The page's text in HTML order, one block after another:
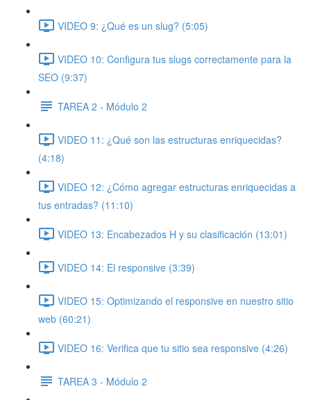
VIDEO 9: ¿Qué es un slug? (5:05)
VIDEO 10: Configura tus slugs correctamente para la
SEO (9:37)
TAREA 2 - Módulo 2
VIDEO 11: ¿Qué son las estructuras enriquecidas?
(4:18)
VIDEO 12: ¿Cómo agregar estructuras enriquecidas a
tus entradas? (11:10)
VIDEO 13: Encabezados H y su clasificación (13:01)
VIDEO 14: El responsive (3:39)
VIDEO 15: Optimizando el responsive en nuestro sitio
web (60:21)
VIDEO 16: Verifica que tu sitio sea responsive (4:26)
TAREA 3 - Módulo 2